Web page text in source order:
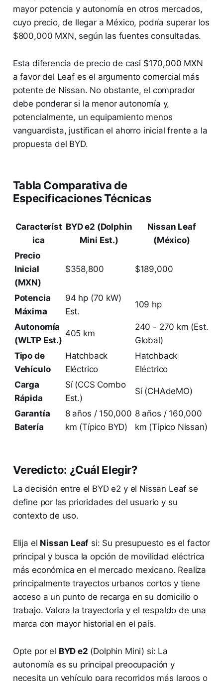
mayor potencia y autonomía en otros mercados,
cuyo precio, de llegar a México, podría superar los
$800,000 MXN, según las fuentes consultadas.
Esta diferencia de precio de casi $170,000 MXN
a favor del Leaf es el argumento comercial más
potente de Nissan. No obstante, el comprador
debe ponderar si la menor autonomía y,
potencialmente, un equipamiento menos
vanguardista, justifican el ahorro inicial frente a la
propuesta del BYD.
Tabla Comparativa de
Especificaciones Técnicas
Característ
ica
BYD e2 (Dolphin
Mini Est.)
Nissan Leaf
(México)
Precio
Inicial
(MXN)
$358,800 $189,000
Potencia
Máxima
94 hp (70 kW)
Est.
109 hp
Autonomía
(WLTP Est.)
405 km
240 - 270 km (Est.
Global)
Tipo de
Vehículo
Hatchback
Eléctrico
Hatchback
Eléctrico
Carga
Rápida
Sí (CCS Combo
Est.)
Sí (CHAdeMO)
Garantía
Batería
8 años / 150,000
km (Típico BYD)
8 años / 160,000
km (Típico Nissan)
Veredicto: ¿Cuál Elegir?
La decisión entre el BYD e2 y el Nissan Leaf se
define por las prioridades del usuario y su
contexto de uso.
Elija el Nissan Leaf si: Su presupuesto es el factor
principal y busca la opción de movilidad eléctrica
más económica en el mercado mexicano. Realiza
principalmente trayectos urbanos cortos y tiene
acceso a un punto de recarga en su domicilio o
trabajo. Valora la trayectoria y el respaldo de una
marca con mayor historial en el país.
Opte por el BYD e2 (Dolphin Mini) si: La
autonomía es su principal preocupación y
necesita un vehículo para recorridos más largos o